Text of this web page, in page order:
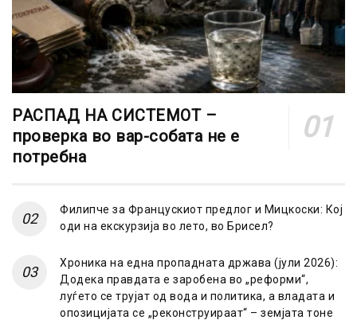
РАСПАД НА СИСТЕМОТ –
проверка во вар-собата не е
потребна
Филипче за Францускиот предлог и Мицкоски: Кој
оди на екскурзија во лето, во Брисел?
Хроника на една пропадната држава (јули 2026):
Додека правдата е заробена во „реформи“,
луѓето се трујат од вода и политика, а владата и
опозицијата се „реконструираат“ – земјата тоне